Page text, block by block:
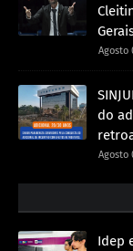
Agosto
do
Agosto
Idep